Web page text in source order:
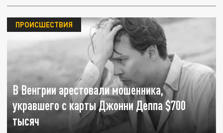
В Венгрии арестовали мошенника,
укравшего с карты Джонни Деппа $700
тысяч
ПРОИСШЕСТВИЯ